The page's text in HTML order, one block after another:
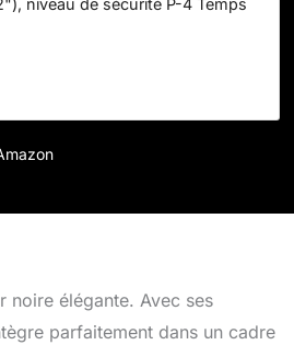
les bourrages de papier ;
de 2,7 l avec voyants
(l x L x H)
noire élégante. Avec ses
parfaitement dans un cadre